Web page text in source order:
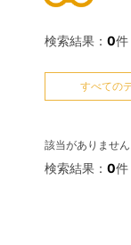
検索結果： 0件
すべての
該当がありません
検索結果： 0件